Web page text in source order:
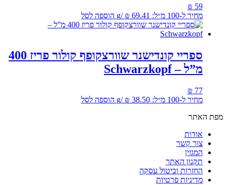
₪ 59
מחיר ל-100 מ״ל:
₪ 69.41
/
g הוספה לסל
ספריי קונדישנר שוורצקופף קולור פריז 400
מ”ל – Schwarzkopf
₪ 77
מחיר ל-100 מ״ל:
₪ 38.50
/
g הוספה לסל
מפת האתר
אודות
צור קשר
המגזין
תקנון האתר
החזרות וביטול עסקה
מדיניות פרטיות